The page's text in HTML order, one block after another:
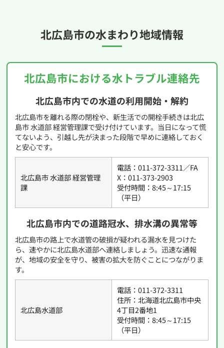
することが大切です。必要に応じて専門の業者に
相談し、トイレ交換を検討すると安心です。
北広島市の水まわり地域情報
北広島市における水トラブル連絡先
北広島市内での水道の利用開始・解約
北広島市を離れる際の閉栓や、新生活での開栓手続きは北広
島市 水道部 経営管理課で受け付けています。当日になって慌
てないよう、引越し先が決まった段階で早めに連絡しておく
と安心です。
北広島市 水道部 経営管理
課
電話：011-372-3311／FA
X：011-373-2903
受付時間：8:45～17:15
（平日）
北広島市内での道路冠水、排水溝の異常等
北広島市の路上で水道管の破損が疑われる漏水を見つけた
ら、速やかに北広島水道部へ連絡しましょう。迅速な通報
が、地域の安全を守り、被害の拡大を防ぐことにつながりま
す。
北広島水道部
電話：011-372-3311
住所：北海道北広島市中央
4丁目2番地1
受付時間：8:45～17:15
（平日）